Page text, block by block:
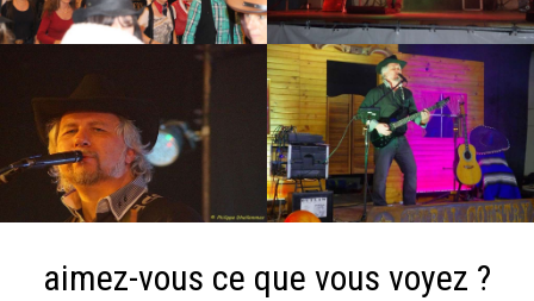
aimez-vous ce que vous voyez ?